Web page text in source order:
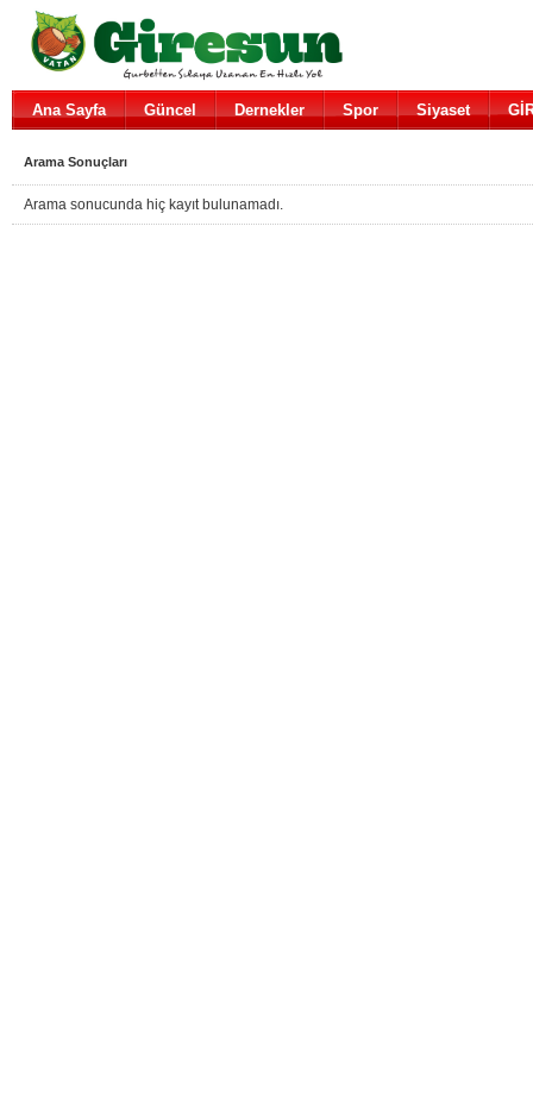
Ana Sayfa Güncel Dernekler Spor Siyaset
Arama Sonuçları
Arama sonucunda hiç kayıt bulunamadı.